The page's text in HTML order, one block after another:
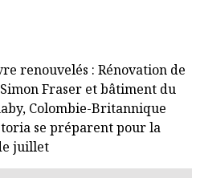
renouvelés : Rénovation de
Fraser et bâtiment du
Colombie-Britannique
se préparent pour la
juillet